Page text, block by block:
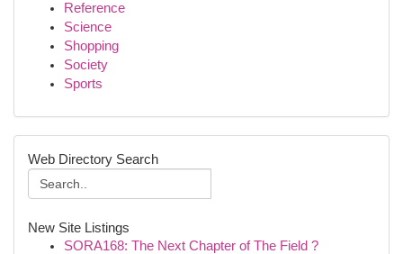
Reference
Science
Shopping
Society
Sports
Web Directory Search
New Site Listings
SORA168: The Next Chapter of The Field ?